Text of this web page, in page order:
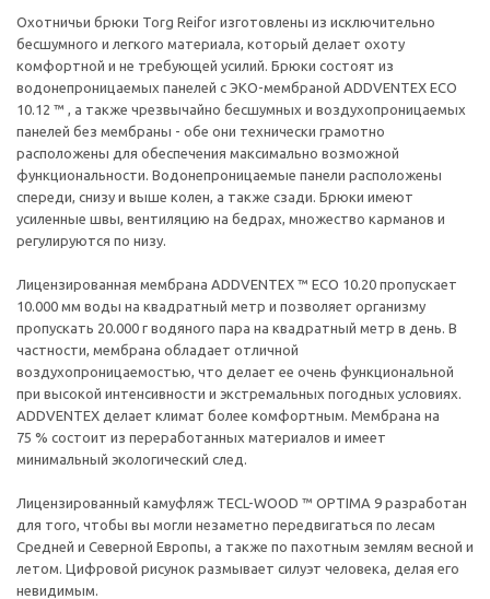
Охотничьи брюки Torg Reifor изготовлены из исключительно
бесшумного и легкого материала, который делает охоту
комфортной и не требующей усилий. Брюки состоят из
водонепроницаемых панелей с ЭКО-мембраной ADDVENTEX ECO
10.12 ™ , а также чрезвычайно бесшумных и воздухопроницаемых
панелей без мембраны - обе они технически грамотно
расположены для обеспечения максимально возможной
функциональности. Водонепроницаемые панели расположены
спереди, снизу и выше колен, а также сзади. Брюки имеют
усиленные швы, вентиляцию на бедрах, множество карманов и
регулируются по низу.
Лицензированная мембрана ADDVENTEX ™ ECO 10.20 пропускает
10.000 мм воды на квадратный метр и позволяет организму
пропускать 20.000 г водяного пара на квадратный метр в день. В
частности, мембрана обладает отличной
воздухопроницаемостью, что делает ее очень функциональной
при высокой интенсивности и экстремальных погодных условиях.
ADDVENTEX делает климат более комфортным. Мембрана на
75 % состоит из переработанных материалов и имеет
минимальный экологический след.
Лицензированный камуфляж TECL-WOOD ™ OPTIMA 9 разработан
для того, чтобы вы могли незаметно передвигаться по лесам
Средней и Северной Европы, а также по пахотным землям весной и
летом. Цифровой рисунок размывает силуэт человека, делая его
невидимым.